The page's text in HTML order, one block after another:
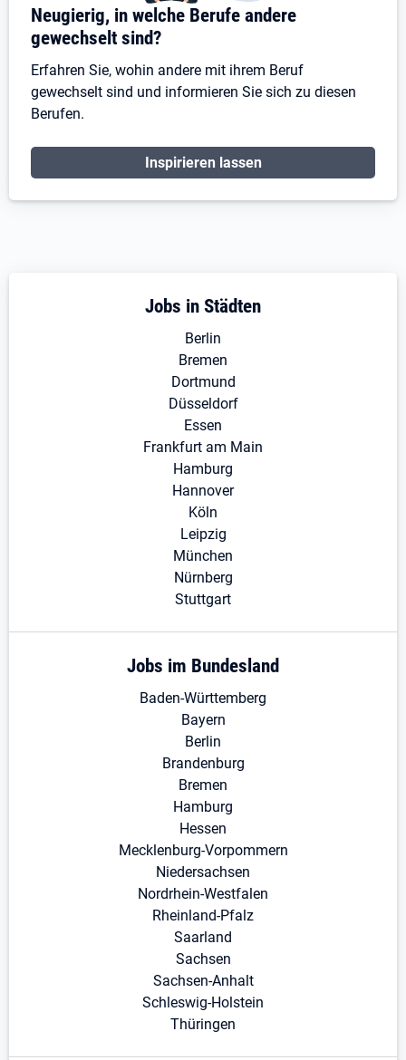
Neugierig, in welche Berufe andere
gewechselt sind?
Erfahren Sie, wohin andere mit ihrem Beruf
gewechselt sind und informieren Sie sich zu diesen
Berufen.
Inspirieren lassen
Jobs in Städten
Berlin
Bremen
Dortmund
Düsseldorf
Essen
Frankfurt am Main
Hamburg
Hannover
Köln
Leipzig
München
Nürnberg
Stuttgart
Jobs im Bundesland
Baden-Württemberg
Bayern
Berlin
Brandenburg
Bremen
Hamburg
Hessen
Mecklenburg-Vorpommern
Niedersachsen
Nordrhein-Westfalen
Rheinland-Pfalz
Saarland
Sachsen
Sachsen-Anhalt
Schleswig-Holstein
Thüringen